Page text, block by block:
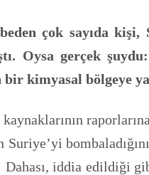
çok sayıda
Oysa gerçek
kimyasal bölgeye
Dahası, iddia edildiği